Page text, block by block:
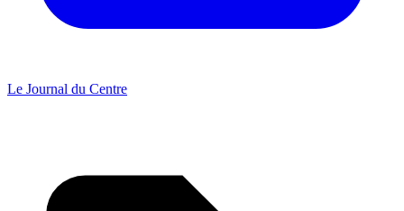
Le Journal du Centre